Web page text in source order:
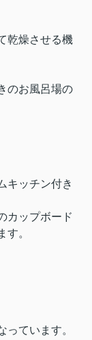
乾燥させる機
のお風呂場の
キッチン付き
カップボード
す。
ています。